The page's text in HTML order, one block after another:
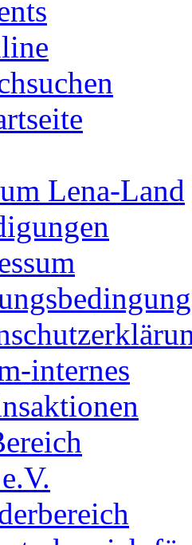
Lena-Land
internes